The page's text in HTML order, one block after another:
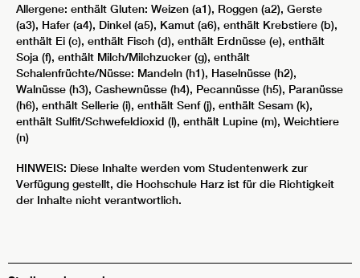
Allergene: enthält Gluten: Weizen (a1), Roggen (a2), Gerste
(a3), Hafer (a4), Dinkel (a5), Kamut (a6), enthält Krebstiere (b),
enthält Ei (c), enthält Fisch (d), enthält Erdnüsse (e), enthält
Soja (f), enthält Milch/Milchzucker (g), enthält
Schalenfrüchte/Nüsse: Mandeln (h1), Haselnüsse (h2),
Walnüsse (h3), Cashewnüsse (h4), Pecannüsse (h5), Paranüsse
(h6), enthält Sellerie (i), enthält Senf (j), enthält Sesam (k),
enthält Sulfit/Schwefeldioxid (l), enthält Lupine (m), Weichtiere
(n)
HINWEIS: Diese Inhalte werden vom Studentenwerk zur
Verfügung gestellt, die Hochschule Harz ist für die Richtigkeit
der Inhalte nicht verantwortlich.